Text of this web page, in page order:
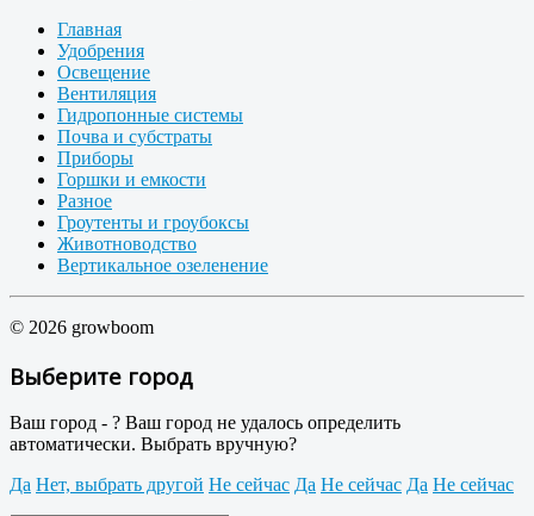
Главная
Удобрения
Освещение
Вентиляция
Гидропонные системы
Почва и субстраты
Приборы
Горшки и емкости
Разное
Гроутенты и гроубоксы
Животноводство
Вертикальное озеленение
© 2026 growboom
Выберите город
Ваш город - ? Ваш город не удалось определить
автоматически. Выбрать вручную?
Да Нет, выбрать другой Не сейчас Да Не сейчас Да Не сейчас